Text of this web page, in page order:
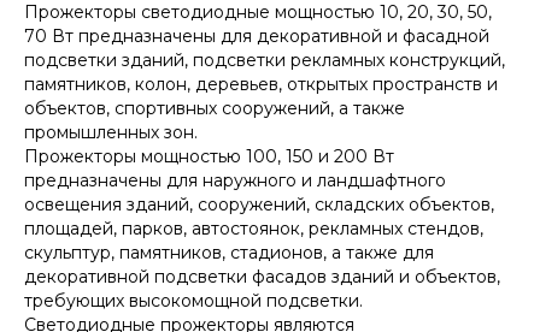
Прожекторы светодиодные мощностью 10, 20, 30, 50,
70 Вт предназначены для декоративной и фасадной
подсветки зданий, подсветки рекламных конструкций,
памятников, колон, деревьев, открытых пространств и
объектов, спортивных сооружений, а также
промышленных зон.
Прожекторы мощностью 100, 150 и 200 Вт
предназначены для наружного и ландшафтного
освещения зданий, сооружений, складских объектов,
площадей, парков, автостоянок, рекламных стендов,
скульптур, памятников, стадионов, а также для
декоративной подсветки фасадов зданий и объектов,
требующих высокомощной подсветки.
Светодиодные прожекторы являются